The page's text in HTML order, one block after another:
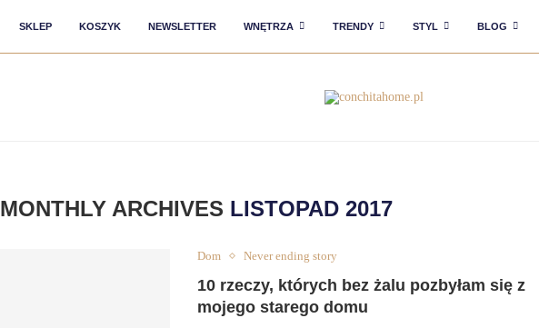
SKLEP KOSZYK NEWSLETTER WNĘTRZA TRENDY STYL BLOG
MONTHLY ARCHIVES LISTOPAD 2017
Dom Never ending story
10 rzeczy, których bez żalu pozbyłam się z
mojego starego domu